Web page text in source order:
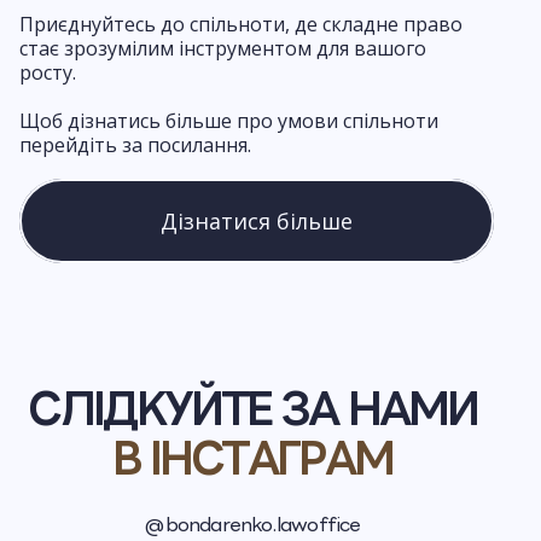
Дізнатися більше
Приєднуйтесь до спільноти, де складне право
стає зрозумілим інструментом для вашого
росту.
Щоб дізнатись більше про умови спільноти
перейдіть за посилання.
СЛІДКУЙТЕ ЗА НАМИ
В ІНСТАГРАМ
@bondarenko.lawoffice